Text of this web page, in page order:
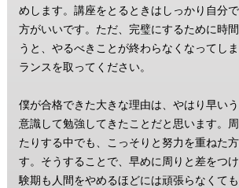
めします。講座をとるときはしっかり自分
方がいいです。ただ、完璧にするために時
うと、やるべきことが終わらなくなってし
ランスを取ってください。
僕が合格できた大きな理由は、やはり早い
意識して勉強してきたことだと思います。
たりする中でも、こっそりと努力を重ねた
す。そうすることで、早めに周りと差をつ
験期も人間をやめるほどには頑張らなくて